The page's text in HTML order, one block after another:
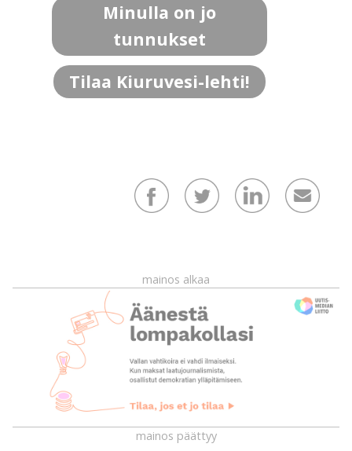
Minulla on jo
tunnukset
Tilaa Kiuruvesi-lehti!
mainos alkaa
mainos päättyy